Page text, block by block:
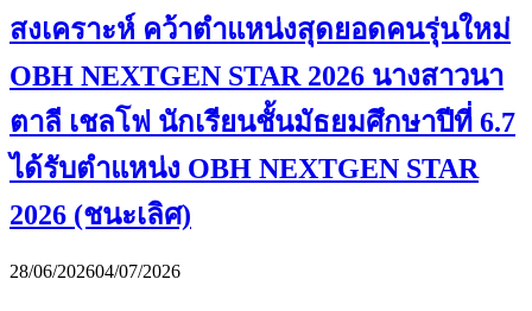
สงเคราะห์ คว้าตำแหน่งสุดยอดคนรุ่นใหม่
OBH NEXTGEN STAR 2026 นางสาวนา
ตาลี เชลโฟ นักเรียนชั้นมัธยมศึกษาปีที่ 6.7
ได้รับตำแหน่ง OBH NEXTGEN STAR
2026 (ชนะเลิศ)
28/06/202604/07/2026